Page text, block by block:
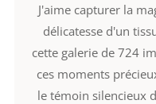
J'aime capturer la
délicatesse d'un
cette galerie de 724
ces moments
le témoin silencieux